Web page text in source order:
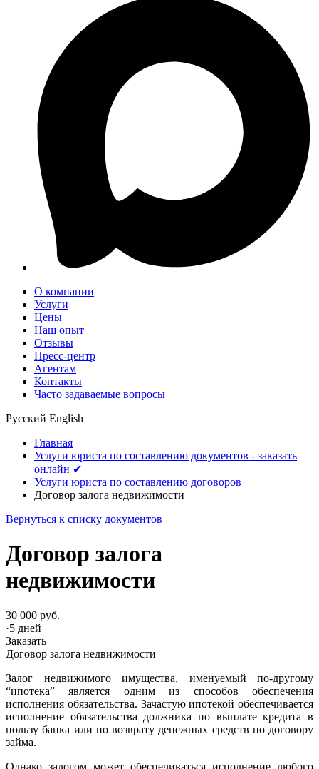
О компании
Услуги
Цены
Наш опыт
Отзывы
Пресс-центр
Агентам
Контакты
Часто задаваемые вопросы
Русский English
Главная
Услуги юриста по составлению документов - заказать
онлайн ✔
Услуги юриста по составлению договоров
Договор залога недвижимости
Вернуться к списку документов
Договор залога
недвижимости
30 000 руб.
·5 дней
Заказать
Договор залога недвижимости
Залог недвижимого имущества, именуемый по-другому
“ипотека” является одним из способов обеспечения
исполнения обязательства. Зачастую ипотекой обеспечивается
исполнение обязательства должника по выплате кредита в
пользу банка или по возврату денежных средств по договору
займа.
Однако залогом может обеспечиваться исполнение любого